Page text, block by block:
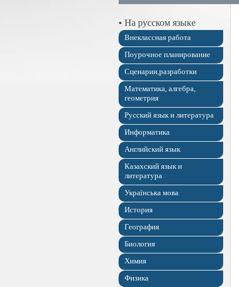
• На русском языке
Внеклассная работа
Поурочное планирование
Сценарии,разработки
Математика, алгебра,
геометрия
Русский язык и литература
Информатика
Английский язык
Казахский язык и
литература
Українська мова
История
География
Биология
Химия
Физика